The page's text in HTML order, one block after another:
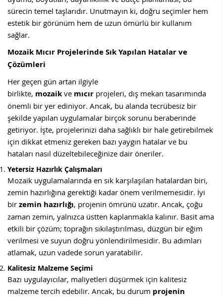
sürecin temel taşlarıdır. Unutmayın ki, doğru seçimler hem
estetik bir görünüm hem de uzun ömürlü bir kullanım
sağlar.
Mozaik Mıcır Projelerinde Sık Yapılan Hatalar ve
Çözümleri
Her geçen gün artan ilgiyle
birlikte, mozaik ve mıcır projeleri, dış mekan tasarımında
önemli bir yer ediniyor. Ancak, bu alanda tecrübesiz bir
şekilde yapılan uygulamalar birçok sorunu beraberinde
getiriyor. İşte, projelerinizi daha sağlıklı bir hale getirebilmek
için dikkat etmeniz gereken bazı yaygın hatalar ve bu
hataları nasıl düzeltebileceğinize dair öneriler.
Yetersiz Hazırlık Çalışmaları
Mozaik uygulamalarında en sık karşılaşılan hatalardan biri,
zemin hazırlığına gerektiği kadar önem verilmemesidir. İyi
bir zemin hazırlığı, projenin ömrünü uzatır. Ancak, çoğu
zaman zemin, yalnızca üstten kaplanmakla kalınır. Basit ama
etkili bir çözüm; toprağın sıkılaştırılması, düzgün bir eğim
verilmesi ve suyun doğru yönlendirilmesidir. Bu adımları
atlamak, uzun vadede sorun yaratabilir.
Kalitesiz Malzeme Seçimi
Bazı uygulayıcılar, maliyetleri düşürmek için kalitesiz
malzeme tercih edebilir. Ancak, bu durum projenin